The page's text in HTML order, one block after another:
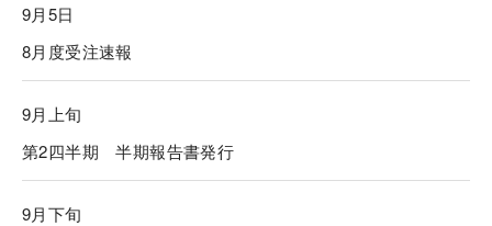
9月5日
8月度受注速報
9月上旬
第2四半期 半期報告書発行
9月下旬